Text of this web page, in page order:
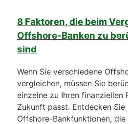
8 Faktoren, die beim
Offshore-Banken zu
sind
Wenn Sie verschiedene
vergleichen, müssen Sie
einzelne zu Ihren finanziellen
Zukunft passt. Entdecken
Offshore-Bankfunktionen, die